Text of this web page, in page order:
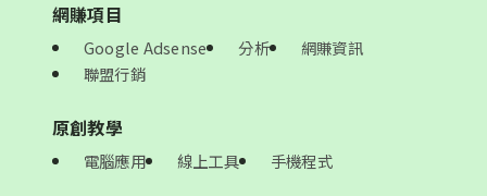
網賺項目
Google Adsense 分析
網賺資訊
聯盟行銷
原創教學
電腦應用 線上工具 手機程式